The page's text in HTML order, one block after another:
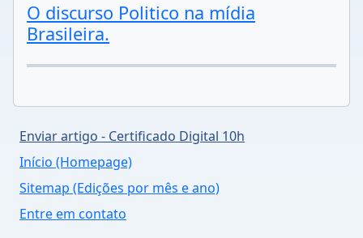
O discurso Politico na mídia
Brasileira.
Enviar artigo - Certificado Digital 10h
Início (Homepage)
Sitemap (Edições por mês e ano)
Entre em contato